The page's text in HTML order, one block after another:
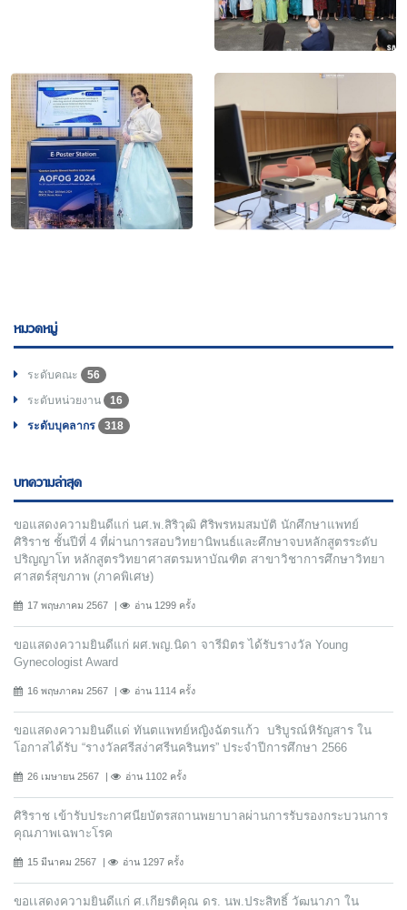
หมวดหมู่
ระดับคณะ
56
ระดับหน่วยงาน
16
ระดับบุคลากร
318
บทความล่าสุด
ขอแสดงความยินดีแก่ นศ.พ.สิริวุฒิ ศิริพรหมสมบัติ นักศึกษาแพทย์
ศิริราช ชั้นปีที่ 4 ที่ผ่านการสอบวิทยานิพนธ์และศึกษาจบหลักสูตรระดับ
ปริญญาโท หลักสูตรวิทยาศาสตรมหาบัณฑิต สาขาวิชาการศึกษาวิทยา
ศาสตร์สุขภาพ (ภาคพิเศษ)
17 พฤษภาคม 2567 อ่าน 1299 ครั้ง
ขอแสดงความยินดีแก่ ผศ.พญ.นิดา จารีมิตร ได้รับรางวัล Young
Gynecologist Award
16 พฤษภาคม 2567 อ่าน 1114 ครั้ง
ขอแสดงความยินดีแด่ ทันตแพทย์หญิงฉัตรแก้ว บริบูรณ์หิรัญสาร ใน
โอกาสได้รับ “รางวัลศรีสง่าศรีนครินทร” ประจำปีการศึกษา 2566
26 เมษายน 2567 อ่าน 1102 ครั้ง
ศิริราช เข้ารับประกาศนียบัตรสถานพยาบาลผ่านการรับรองกระบวนการ
คุณภาพเฉพาะโรค
15 มีนาคม 2567 อ่าน 1297 ครั้ง
ขอเเสดงความยินดีแก่ ศ.เกียรติคุณ ดร. นพ.ประสิทธิ์ วัฒนาภา ใน